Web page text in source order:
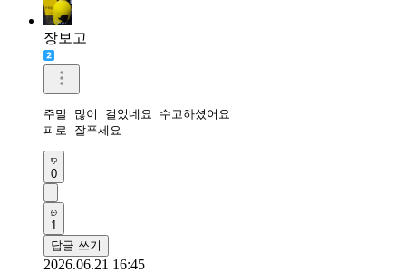
장보고
주말 많이 걸었네요 수고하셨어요
피로 잘푸세요
0
1
답글 쓰기
2026.06.21 16:45